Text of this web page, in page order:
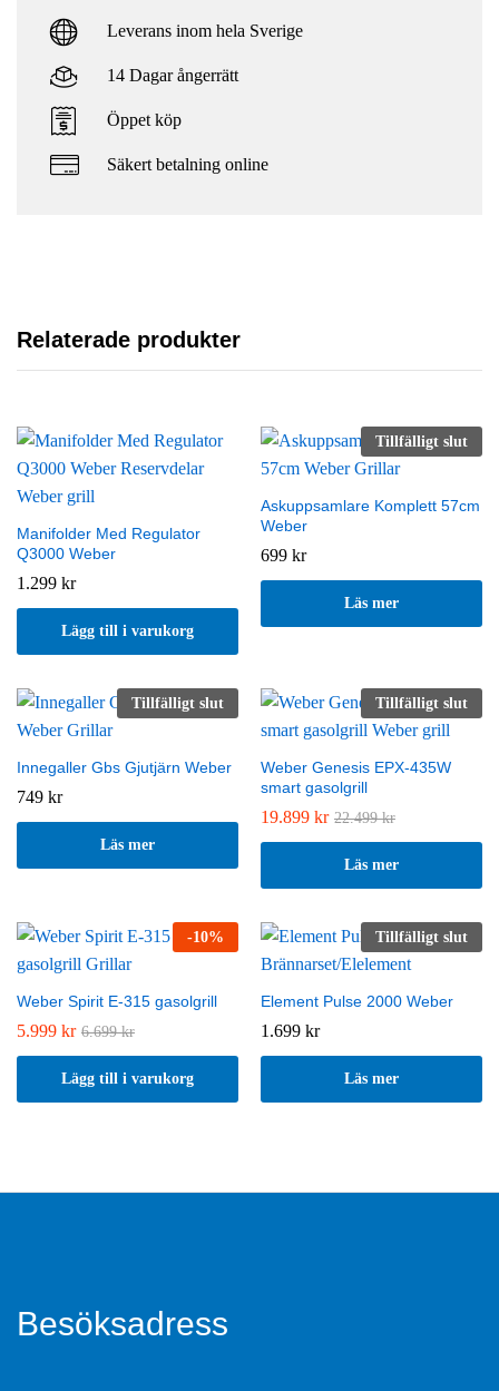
Leverans inom hela Sverige
14 Dagar ångerrätt
Öppet köp
Säkert betalning online
Relaterade produkter
Manifolder Med Regulator
Q3000 Weber
1.299 kr
Lägg till i varukorg
Tillfälligt slut
Askuppsamlare Komplett 57cm
Weber
699 kr
Läs mer
Tillfälligt slut
Innegaller Gbs Gjutjärn Weber
749 kr
Läs mer
Tillfälligt slut
Weber Genesis EPX-435W
smart gasolgrill
19.899 kr 22.499kr
Läs mer
-10%
Weber Spirit E-315 gasolgrill
5.999 kr 6.699kr
Lägg till i varukorg
Tillfälligt slut
Element Pulse 2000 Weber
1.699 kr
Läs mer
Besöksadress